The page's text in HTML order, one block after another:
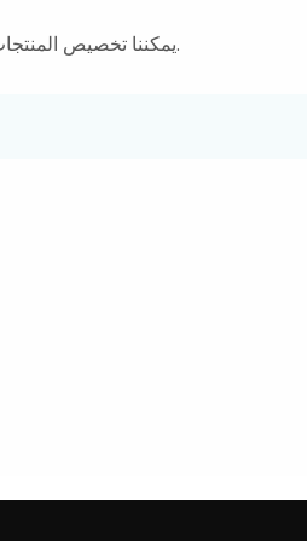
يمكننا تخصيص المنتجات وفقًا للنموذج الذي تريده.